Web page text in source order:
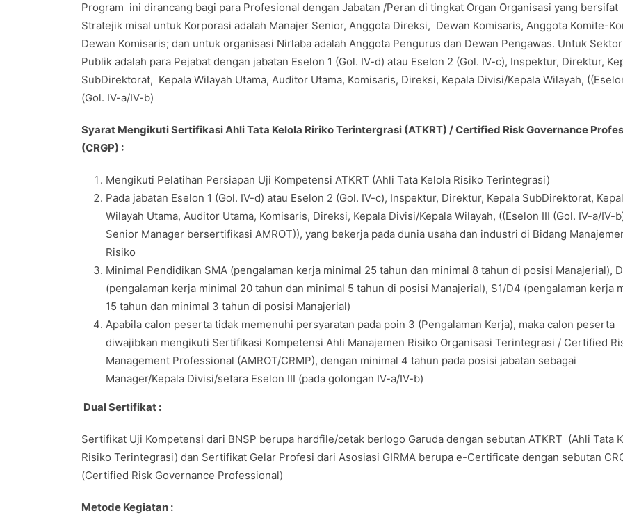
Program ini dirancang bagi para Profesional dengan Jabatan /Peran di tingkat Organ Organisasi yang bersifat
Stratejik misal untuk Korporasi adalah Manajer Senior, Anggota Direksi, Dewan Komisaris, Anggota Komite-
Dewan Komisaris; dan untuk organisasi Nirlaba adalah Anggota Pengurus dan Dewan Pengawas. Untuk Sektor
Publik adalah para Pejabat dengan jabatan Eselon 1 (Gol. IV-d) atau Eselon 2 (Gol. IV-c), Inspektur, Direktur,
SubDirektorat, Kepala Wilayah Utama, Auditor Utama, Komisaris, Direksi, Kepala Divisi/Kepala Wilayah,
(Gol. IV-a/IV-b)
Syarat Mengikuti Sertifikasi Ahli Tata Kelola Ririko Terintergrasi (ATKRT) / Certified Risk Governance
(CRGP) :
Mengikuti Pelatihan Persiapan Uji Kompetensi ATKRT (Ahli Tata Kelola Risiko Terintegrasi)
Pada jabatan Eselon 1 (Gol. IV-d) atau Eselon 2 (Gol. IV-c), Inspektur, Direktur, Kepala SubDirektorat,
Wilayah Utama, Auditor Utama, Komisaris, Direksi, Kepala Divisi/Kepala Wilayah, ((Eselon III (Gol. IV-a/IV-
Senior Manager bersertifikasi AMROT)), yang bekerja pada dunia usaha dan industri di Bidang
Risiko
Minimal Pendidikan SMA (pengalaman kerja minimal 25 tahun dan minimal 8 tahun di posisi Manajerial),
(pengalaman kerja minimal 20 tahun dan minimal 5 tahun di posisi Manajerial), S1/D4 (pengalaman kerja
15 tahun dan minimal 3 tahun di posisi Manajerial)
Apabila calon peserta tidak memenuhi persyaratan pada poin 3 (Pengalaman Kerja), maka calon peserta
diwajibkan mengikuti Sertifikasi Kompetensi Ahli Manajemen Risiko Organisasi Terintegrasi / Certified
Management Professional (AMROT/CRMP), dengan minimal 4 tahun pada posisi jabatan sebagai
Manager/Kepala Divisi/setara Eselon III (pada golongan IV-a/IV-b)
Dual Sertifikat :
Sertifikat Uji Kompetensi dari BNSP berupa hardfile/cetak berlogo Garuda dengan sebutan ATKRT (Ahli Tata
Risiko Terintegrasi) dan Sertifikat Gelar Profesi dari Asosiasi GIRMA berupa e-Certificate dengan sebutan
(Certified Risk Governance Professional)
Metode Kegiatan :